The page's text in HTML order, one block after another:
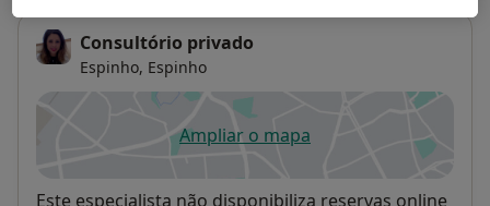
Consultório privado
Espinho, Espinho
Ampliar o mapaabre num novo separador
Disponibilidade
Este especialista não disponibiliza reservas online